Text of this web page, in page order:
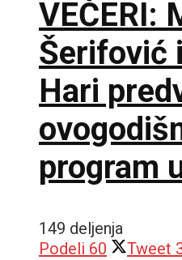
VEČERI:
Šerifović
Hari
program
149 deljenja
Podeli 60 Tweet